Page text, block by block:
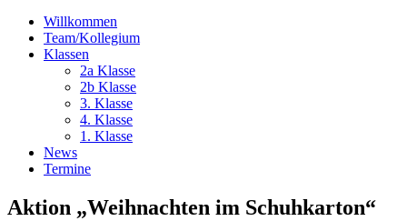
Willkommen
Team/Kollegium
Klassen
2a Klasse
2b Klasse
3. Klasse
4. Klasse
1. Klasse
News
Termine
Aktion „Weihnachten im Schuhkarton“